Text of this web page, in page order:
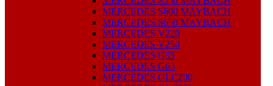
MERCEDES S600 MAYBACH
MERCEDES S650 MAYBACH
MERCEDES V220
MERCEDES V250
MERCEDES G55
MERCEDES G63
MERCEDES GLC200